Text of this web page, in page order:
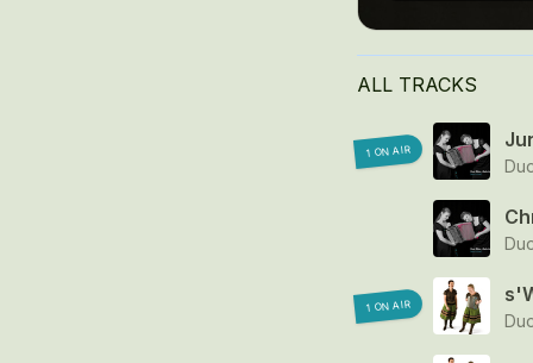
ALL TRACKS
1 ON AIR
1 ON AIR